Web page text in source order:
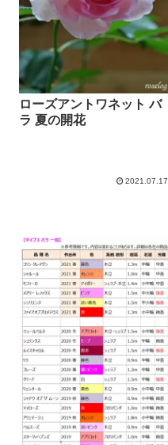
ローズアントワネット バ
ラ 夏の開花
2021.07.17